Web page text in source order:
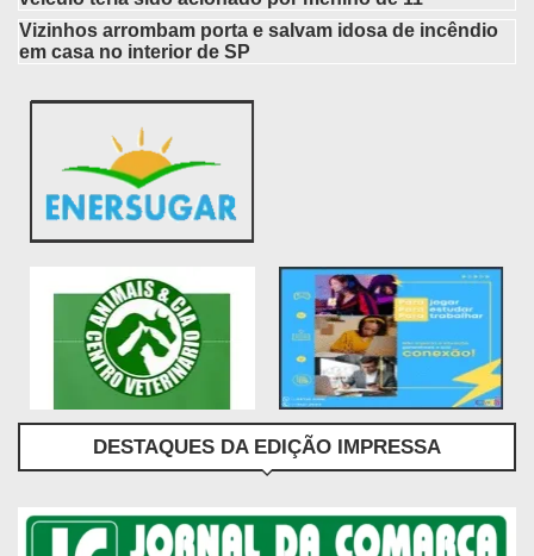
Vizinhos arrombam porta e salvam idosa de incêndio
em casa no interior de SP
DESTAQUES DA EDIÇÃO IMPRESSA